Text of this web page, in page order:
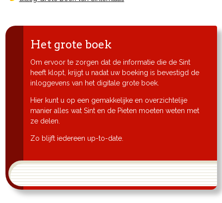
Het grote boek
Om ervoor te zorgen dat de informatie die de Sint
heeft klopt, krijgt u nadat uw boeking is bevestigd de
inloggevens van het digitale grote boek.
Hier kunt u op een gemakkelijke en overzichtelije
manier alles wat Sint en de Pieten moeten weten met
ze delen.
Zo blijft iedereen up-to-date.